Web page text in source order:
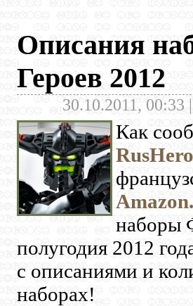
Описания
Героев 2012
30.10.2011, 00:33
Как
наборы
полугодия 2012
с описаниями и
наборах!